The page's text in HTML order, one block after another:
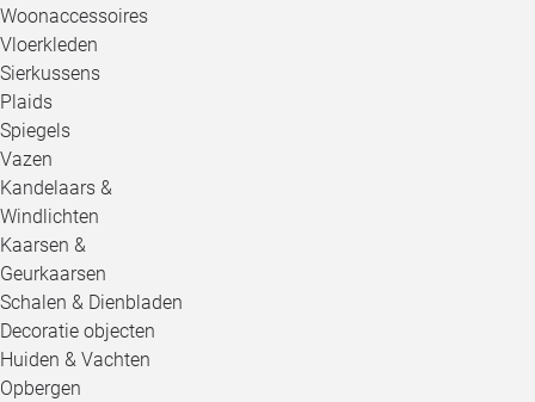
Woonaccessoires
Vloerkleden
Sierkussens
Plaids
Spiegels
Vazen
Kandelaars &
Windlichten
Kaarsen &
Geurkaarsen
Schalen & Dienbladen
Decoratie objecten
Huiden & Vachten
Opbergen